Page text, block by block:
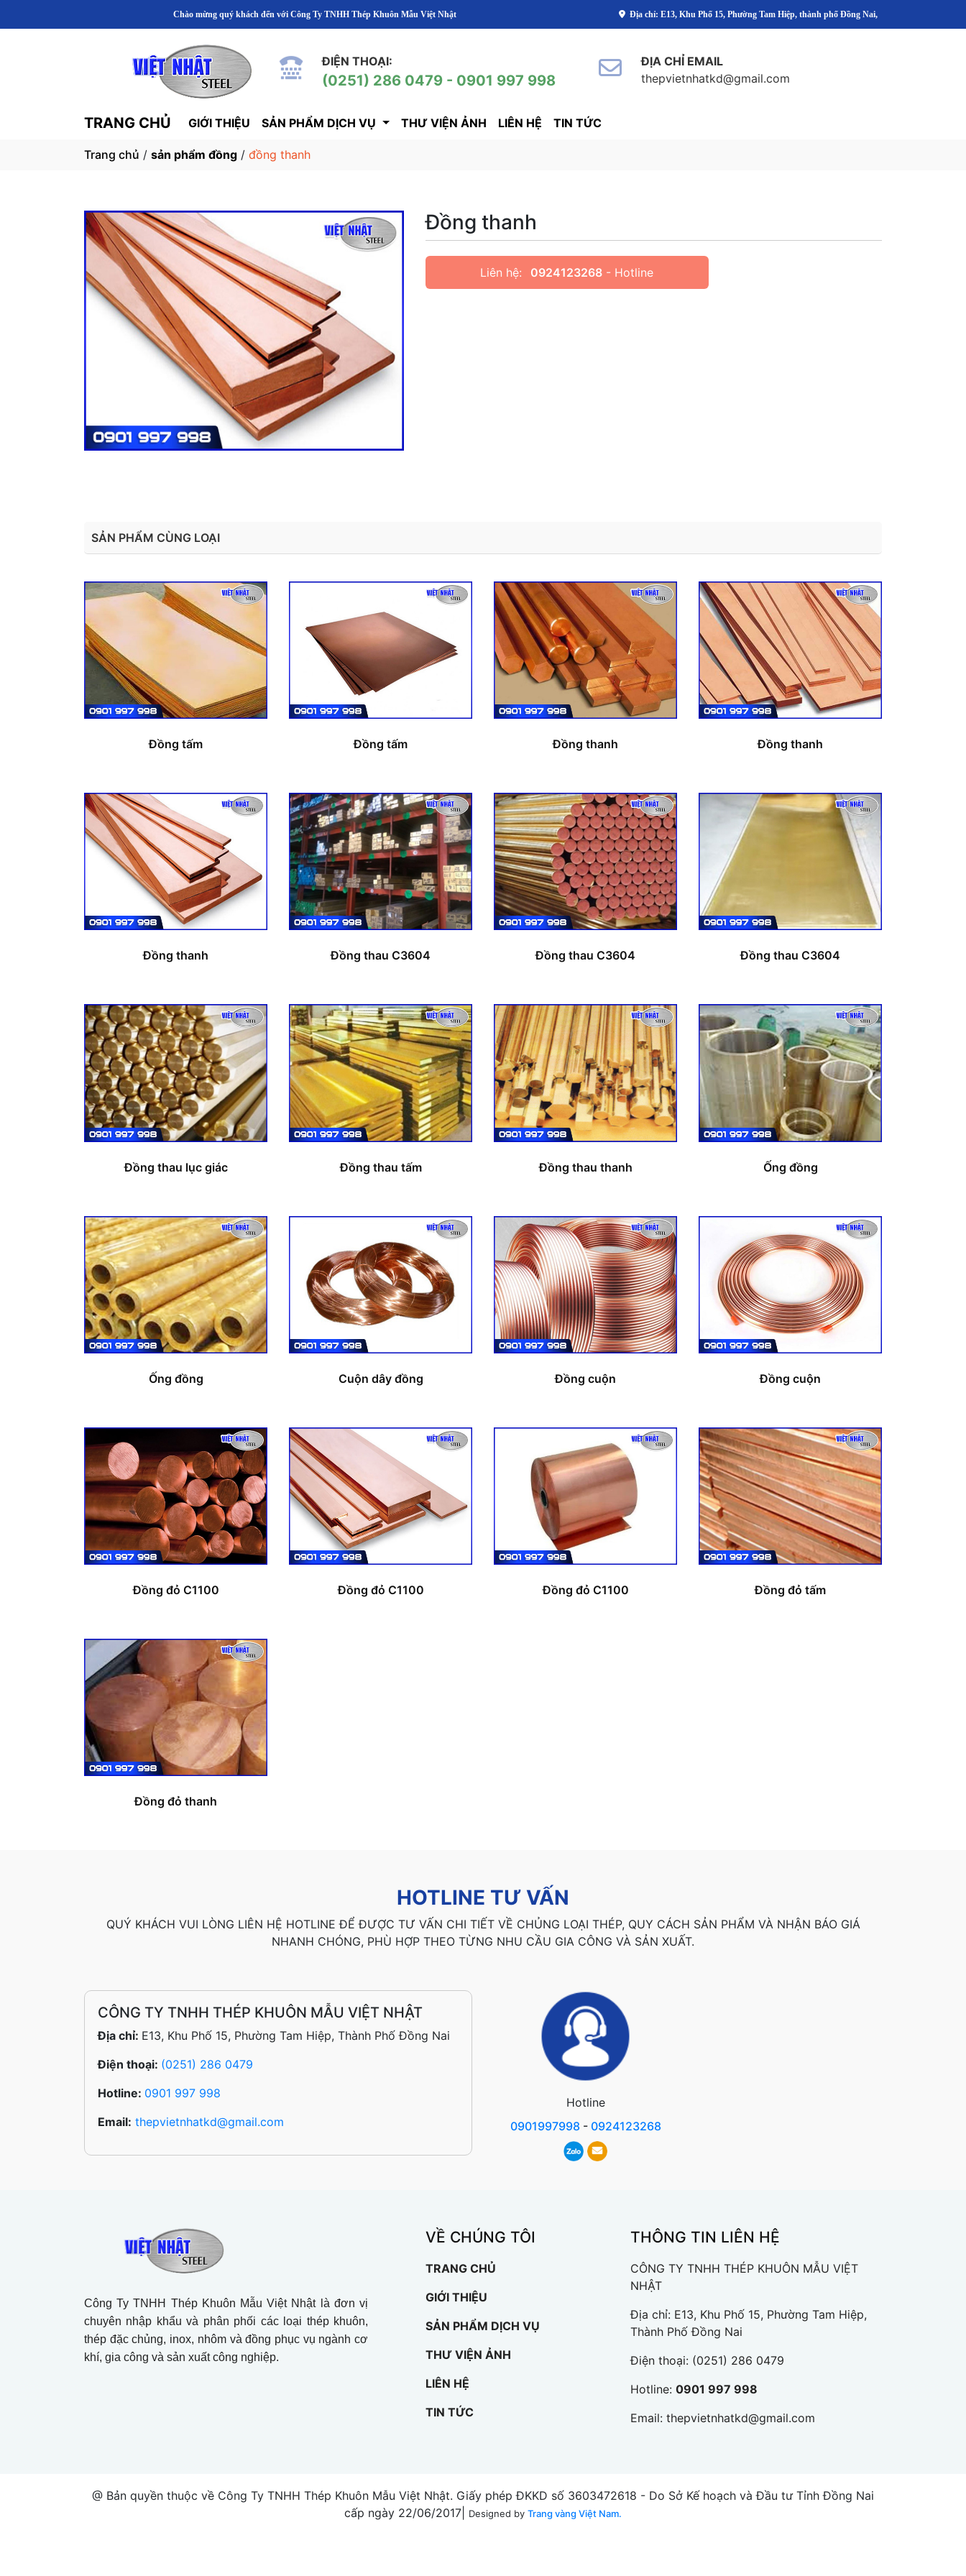
Chào mừng quý khách đến với Công Ty TNHH Thép Khuôn Mẫu Việt Nhật Địa chỉ: E13, Khu Phố 15, Phường Tam Hiệp, thành phố Đồng Nai,
ĐIỆN THOẠI:
(0251) 286 0479 - 0901 997 998
ĐỊA CHỈ EMAIL
thepvietnhatkd@gmail.com
TRANG CHỦ GIỚI THIỆU SẢN PHẨM DỊCH VỤ THƯ VIỆN ẢNH LIÊN HỆ TIN TỨC
Trang chủ / sản phẩm đồng / đồng thanh
Đồng thanh
Liên hệ: 0924123268 - Hotline
SẢN PHẨM CÙNG LOẠI
Đồng tấm Đồng tấm Đồng thanh Đồng thanh
Đồng thanh Đồng thau C3604 Đồng thau C3604 Đồng thau C3604
Đồng thau lục giác Đồng thau tấm Đồng thau thanh Ống đồng
Ống đồng Cuộn dây đồng Đồng cuộn Đồng cuộn
Đồng đỏ C1100 Đồng đỏ C1100 Đồng đỏ C1100 Đồng đỏ tấm
Đồng đỏ thanh
HOTLINE TƯ VẤN
QUÝ KHÁCH VUI LÒNG LIÊN HỆ HOTLINE ĐỂ ĐƯỢC TƯ VẤN CHI TIẾT VỀ CHỦNG LOẠI THÉP, QUY CÁCH SẢN PHẨM VÀ NHẬN BÁO GIÁ
NHANH CHÓNG, PHÙ HỢP THEO TỪNG NHU CẦU GIA CÔNG VÀ SẢN XUẤT.
CÔNG TY TNHH THÉP KHUÔN MẪU VIỆT NHẬT
Địa chỉ: E13, Khu Phố 15, Phường Tam Hiệp, Thành Phố Đồng Nai
Điện thoại: (0251) 286 0479
Hotline: 0901 997 998
Email: thepvietnhatkd@gmail.com
Hotline
0901997998- 0924123268
Công Ty TNHH Thép Khuôn Mẫu Việt Nhật là đơn vị
chuyên nhập khẩu và phân phối các loại thép khuôn,
thép đặc chủng, inox, nhôm và đồng phục vụ ngành cơ
khí, gia công và sản xuất công nghiệp.
VỀ CHÚNG TÔI
TRANG CHỦ
GIỚI THIỆU
SẢN PHẨM DỊCH VỤ
THƯ VIỆN ẢNH
LIÊN HỆ
TIN TỨC
THÔNG TIN LIÊN HỆ
CÔNG TY TNHH THÉP KHUÔN MẪU VIỆT
NHẬT
Địa chỉ: E13, Khu Phố 15, Phường Tam Hiệp,
Thành Phố Đồng Nai
Điện thoại: (0251) 286 0479
Hotline: 0901 997 998
Email: thepvietnhatkd@gmail.com
@ Bản quyền thuộc về Công Ty TNHH Thép Khuôn Mẫu Việt Nhật. Giấy phép ĐKKD số 3603472618 - Do Sở Kế hoạch và Đầu tư Tỉnh Đồng Nai
cấp ngày 22/06/2017|
Designed by Trang vàng Việt Nam.